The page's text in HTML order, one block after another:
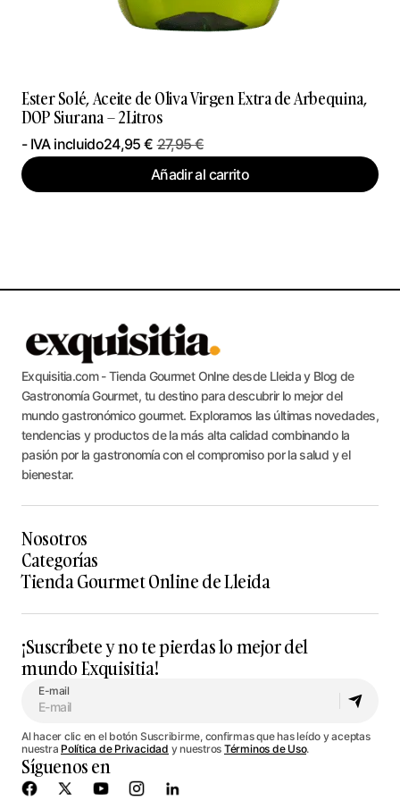
Ester Solé, Aceite de Oliva Virgen Extra de Arbequina,
DOP Siurana – 2Litros
27,95€
24,95€
- IVA incluido
Añadir al carrito
Exquisitia.com - Tienda Gourmet Onlne desde Lleida y Blog de
Gastronomía Gourmet, tu destino para descubrir lo mejor del
mundo gastronómico gourmet. Exploramos las últimas novedades,
tendencias y productos de la más alta calidad combinando la
pasión por la gastronomía con el compromiso por la salud y el
bienestar.
Nosotros
Categorías
Tienda Gourmet Online de Lleida
¡Suscríbete y no te pierdas lo mejor del
mundo Exquisitia!
E-mail
Al hacer clic en el botón Suscribirme, confirmas que has leído y aceptas
nuestra Política de Privacidad y nuestros Términos de Uso.
Síguenos en